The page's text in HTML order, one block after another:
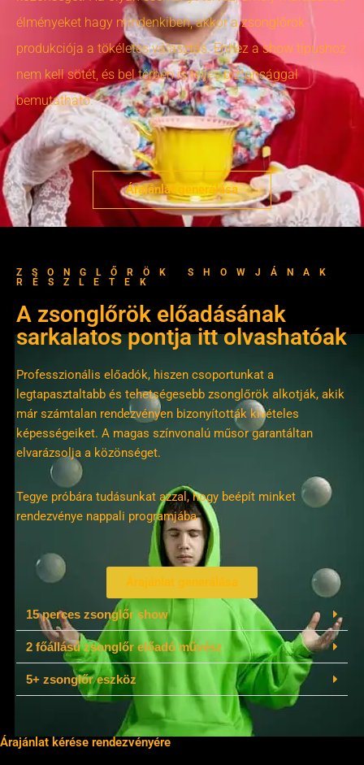
élményeket hagy mindenkiben, akkor a zsonglőrök
produkciója a tökéletes választás. Ehhez a show típushoz
nem kell sötét, és bel térben is teljes biztonsággal
bemutatható.
Árajánlat generálása
ZSONGLŐRÖK SHOWJÁNAK
RÉSZLETEK
A zsonglőrök előadásának
sarkalatos pontja itt olvashatóak
Professzionális előadók, hiszen csoportunkat a
legtapasztaltabb és tehetségesebb zsonglőrök alkotják, akik
már számtalan rendezvényen bizonyították kivételes
képességeiket. A magas színvonalú műsor garantáltan
elvarázsolja a közönséget.
Tegye próbára tudásunkat azzal, hogy beépít minket
rendezvénye nappali programjába.
Árajánlat generálása
15 perces zsonglőr show
2 főállású zsonglőr előadó művész
5+ zsonglőr eszköz
Árajánlat kérése rendezvényére